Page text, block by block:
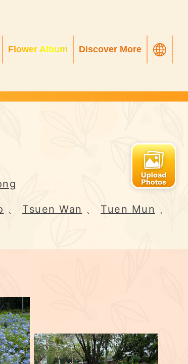
Flower Album Discover More
、 Tsuen Wan 、 Tuen Mun 、